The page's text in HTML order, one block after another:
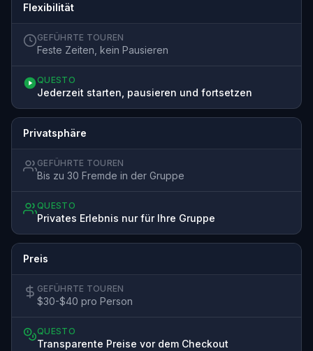
Flexibilität
GEFÜHRTE TOUREN
Feste Zeiten, kein Pausieren
QUESTO
Jederzeit starten, pausieren und fortsetzen
Privatsphäre
GEFÜHRTE TOUREN
Bis zu 30 Fremde in der Gruppe
QUESTO
Privates Erlebnis nur für Ihre Gruppe
Preis
GEFÜHRTE TOUREN
$30-$40 pro Person
QUESTO
Transparente Preise vor dem Checkout